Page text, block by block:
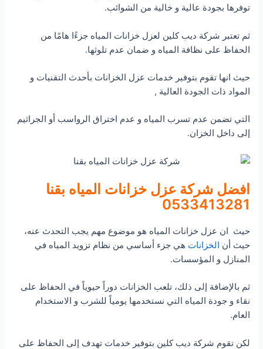
توفرها بجودة عالية و خالية من الشوائب.
ثم تعتبر شركة ديب كلين لعزل خزانات المياه جزءًا هامًا من
الحفاظ على نظافة المياه و ضمان عدم تلوثها.
حيث انها تقوم بتوفير خدمات عزل الخزانات بأحدث التقنيات و
المواد ذات الجودة العالية ,
التي تضمن عدم تسرب المياه و عدم اختراق الرواسب أو الجراثيم
إلى داخل الخزان.
افضل شركة عزل خزانات المياه بقنا
0533413281
حيث ان عزل خزانات المياه هو موضوع مهم يجب التحدث عنه،
حيث أن الخزانات هي جزء أساسي من نظام تزويد المياه في
المنازل و المؤسسات.
ثم بالإضافة إلى ذلك، تلعب الخزانات دوراً حيوياً في الحفاظ على
نقاء و جودة المياه التي نستخدمها يومياً للشرب و الاستخدام
العام.
لكن تقوم شركة ديب كلين بتوفير خدمات تهدف إلى الحفاظ على